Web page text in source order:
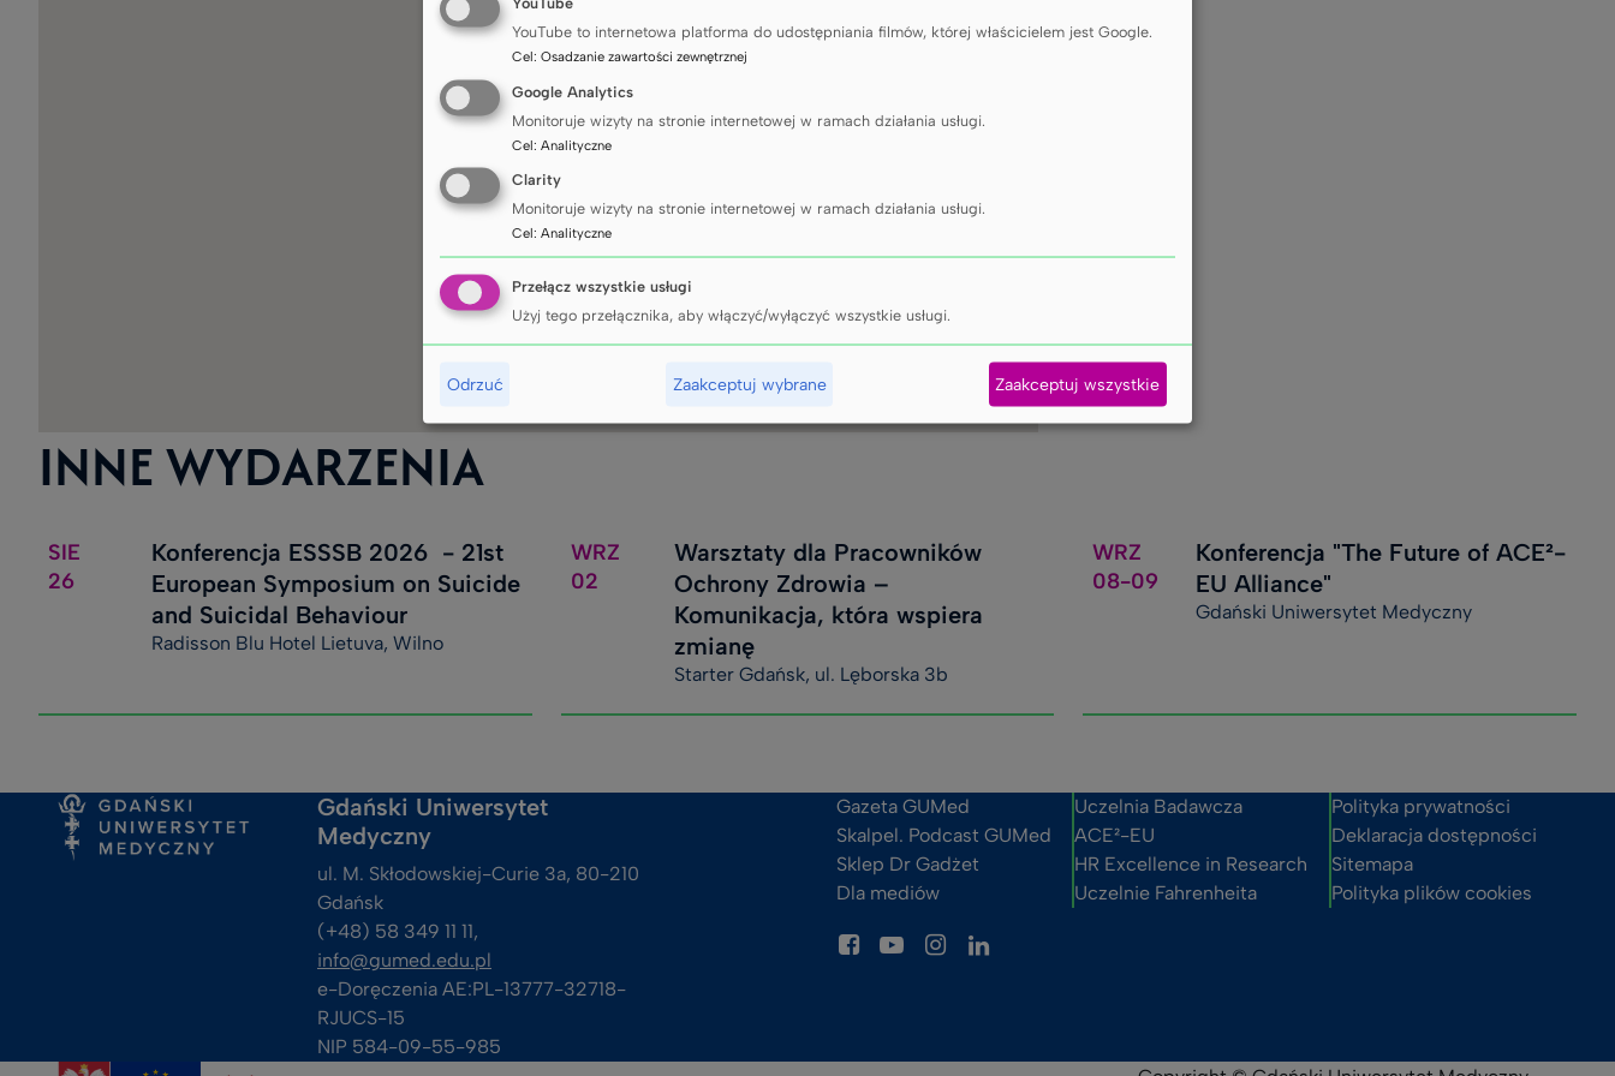
INNE WYDARZENIA
SIE
26
Konferencja ESSSB 2026 - 21st
European Symposium on Suicide
and Suicidal Behaviour
Radisson Blu Hotel Lietuva, Wilno
WRZ
02
Warsztaty dla Pracowników
Ochrony Zdrowia –
Komunikacja, która wspiera
zmianę
Starter Gdańsk, ul. Lęborska 3b
WRZ
08-09
Konferencja "The Future of ACE²-
EU Alliance"
Gdański Uniwersytet Medyczny
Gdański Uniwersytet
Medyczny
ul. M. Skłodowskiej-Curie 3a, 80-210
Gdańsk
info@gumed.edu.pl
e-Doręczenia AE:PL-13777-32718-
RJUCS-15
NIP 584-09-55-985
Gazeta GUMed
Skalpel. Podcast GUMed
Sklep Dr Gadżet
Dla mediów
Uczelnia Badawcza
ACE²-EU
HR Excellence in Research
Uczelnie Fahrenheita
Polityka prywatności
Deklaracja dostępności
Sitemapa
Polityka plików cookies
YouTube to internetowa platforma do udostępniania filmów, której właścicielem jest Google.
Cel: Osadzanie zawartości zewnętrznej
Google Analytics
Monitoruje wizyty na stronie internetowej w ramach działania usługi.
Cel: Analityczne
Clarity
Monitoruje wizyty na stronie internetowej w ramach działania usługi.
Cel: Analityczne
Przełącz wszystkie usługi
Użyj tego przełącznika, aby włączyć/wyłączyć wszystkie usługi.
Odrzuć Zaakceptuj wybrane Zaakceptuj wszystkie